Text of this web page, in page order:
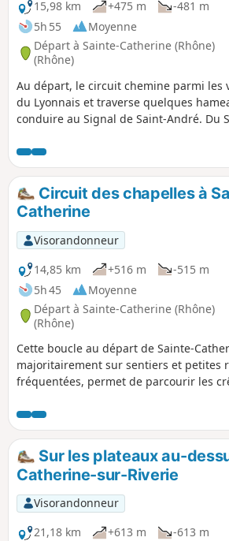
15,98 km
+475 m
-481 m
5h 55
Moyenne
Départ à Sainte-Catherine (Rhône)
(Rhône)
Au départ, le circuit chemine parmi les
du Lyonnais et traverse quelques
conduire au Signal de Saint-André. Du
des Alpes est magnifique. Le retour suit
versant Est, avec le massif du Pilat en
Alpes à main gauche. Le village
manque pas d’intérêt.
Circuit des chapelles à
Catherine
Visorandonneur
14,85 km
+516 m
-515 m
5h 45
Moyenne
Départ à Sainte-Catherine (Rhône)
(Rhône)
Cette boucle au départ de Sainte-
majoritairement sur sentiers et petites
fréquentées, permet de parcourir les
Apollinaire et Saint-Pierre. Belles vues
Rhône, le Massif du Pilat et les Alpes
Sur les plateaux au-
Catherine-sur-Riverie
Visorandonneur
21,18 km
+613 m
-613 m